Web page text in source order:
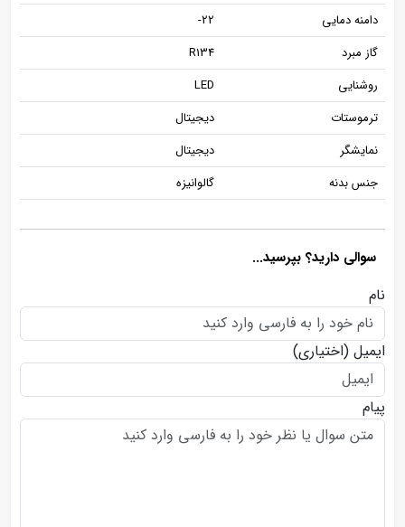
دامنه دمایی
22-
گاز مبرد
R134
روشنایی
LED
ترموستات
دیجیتال
نمایشگر
دیجیتال
جنس بدنه
گالوانیزه
سوالی دارید؟ بپرسید...
نام
ایمیل (اختیاری)
پیام